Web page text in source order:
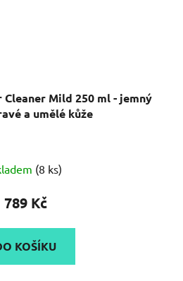
Mild 250 ml - jemný
a umělé kůže
hodnocení
produktu
5,0
z
(8 ks)
789 Kč
KOŠÍKU